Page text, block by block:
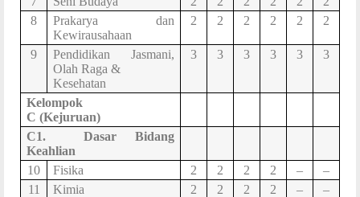
8
Prakarya dan
Kewirausahaan
2 2 2 2 2 2
9
Pendidikan Jasmani,
Olah Raga &
Kesehatan
3 3 3 3 3 3
Kelompok
C (Kejuruan)
C1.
Dasar Bidang
Keahlian
10
Fisika 2 2 2 2 –
–
11
Kimia 2 2 2 2 –
–